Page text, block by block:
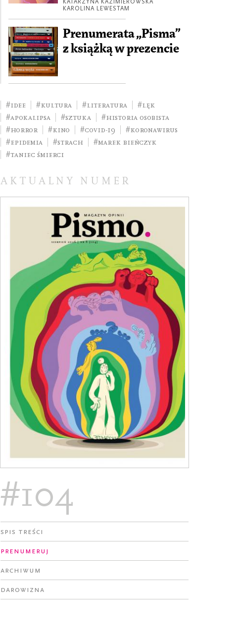
KATARZYNA KAZIMIEROWSKA
KAROLINA LEWESTAM
Prenumerata „Pisma”
z książką w prezencie
#idee #kultura #literatura
#lęk
#apokalipsa
#sztuka
#historia osobista
#horror
#kino #COVID-19
#Koronawirus
#epidemia
#strach
#Marek Bieńczyk
#taniec śmierci
AKTUALNY NUMER
#104
Spis treści
Prenumeruj
Archiwum
Darowizna